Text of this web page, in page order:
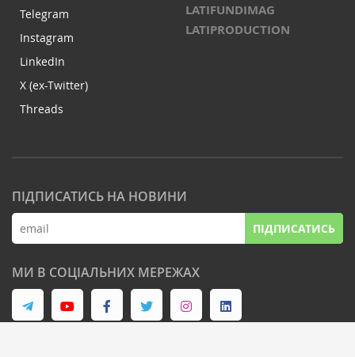
Telegram
Instagram
LinkedIn
X (ex-Twitter)
Threads
LATIFUNDIMAG
LATIPRODUCTION
ПІДПИСАТИСЬ НА НОВИНИ
ПІДПИСАТИСЬ
МИ В СОЦІАЛЬНИХ МЕРЕЖАХ